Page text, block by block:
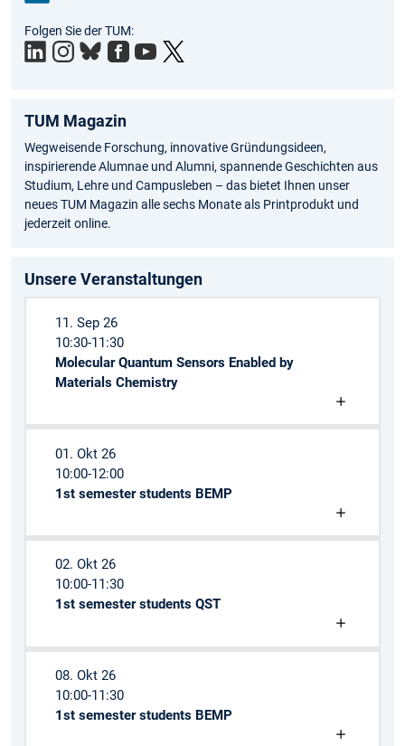
edIn
Folgen Sie der TUM:
TUM Magazin
Wegweisende Forschung, innovative Gründungsideen,
inspirierende Alumnae und Alumni, spannende Geschichten aus
Studium, Lehre und Campusleben – das bietet Ihnen unser
neues TUM Magazin alle sechs Monate als Printprodukt und
jederzeit online.
Unsere Veranstaltungen
11. Sep 26
10:30-11:30
Molecular Quantum Sensors Enabled by
Materials Chemistry
01. Okt 26
10:00-12:00
1st semester students BEMP
02. Okt 26
10:00-11:30
1st semester students QST
08. Okt 26
10:00-11:30
1st semester students BEMP